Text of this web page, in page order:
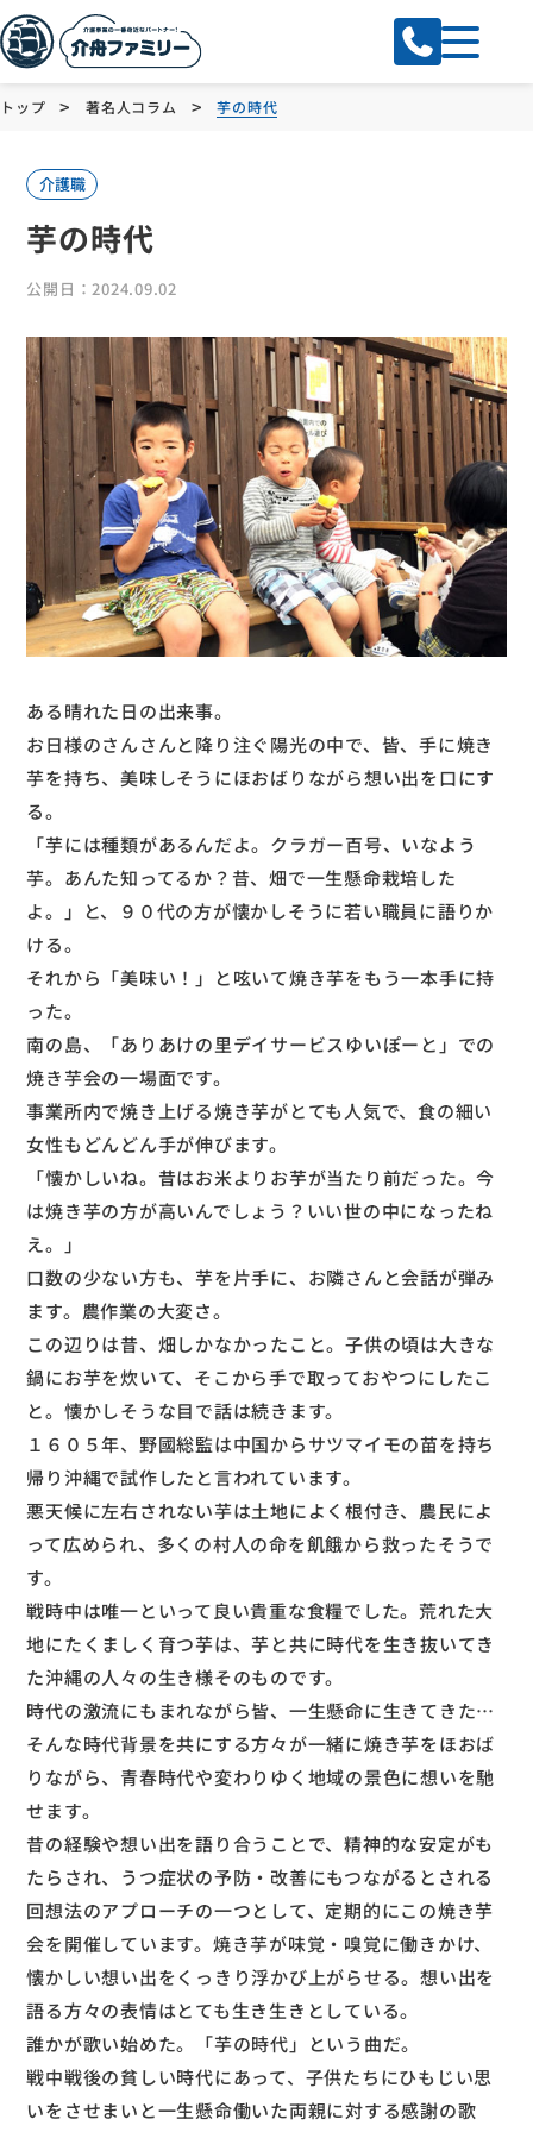
トップ > 著名人コラム > 芋の時代
介護職
芋の時代
公開日：2024.09.02
ある晴れた日の出来事。
お日様のさんさんと降り注ぐ陽光の中で、皆、手に焼き
芋を持ち、美味しそうにほおばりながら想い出を口にす
る。
「芋には種類があるんだよ。クラガー百号、いなよう
芋。あんた知ってるか？昔、畑で一生懸命栽培した
よ。」と、９０代の方が懐かしそうに若い職員に語りか
ける。
それから「美味い！」と呟いて焼き芋をもう一本手に持
った。
南の島、「ありあけの里デイサービスゆいぽーと」での
焼き芋会の一場面です。
事業所内で焼き上げる焼き芋がとても人気で、食の細い
女性もどんどん手が伸びます。
「懐かしいね。昔はお米よりお芋が当たり前だった。今
は焼き芋の方が高いんでしょう？いい世の中になったね
え。」
口数の少ない方も、芋を片手に、お隣さんと会話が弾み
ます。農作業の大変さ。
この辺りは昔、畑しかなかったこと。子供の頃は大きな
鍋にお芋を炊いて、そこから手で取っておやつにしたこ
と。懐かしそうな目で話は続きます。
１６０５年、野國総監は中国からサツマイモの苗を持ち
帰り沖縄で試作したと言われています。
悪天候に左右されない芋は土地によく根付き、農民によ
って広められ、多くの村人の命を飢餓から救ったそうで
す。
戦時中は唯一といって良い貴重な食糧でした。荒れた大
地にたくましく育つ芋は、芋と共に時代を生き抜いてき
た沖縄の人々の生き様そのものです。
時代の激流にもまれながら皆、一生懸命に生きてきた…
そんな時代背景を共にする方々が一緒に焼き芋をほおば
りながら、青春時代や変わりゆく地域の景色に想いを馳
せます。
昔の経験や想い出を語り合うことで、精神的な安定がも
たらされ、うつ症状の予防・改善にもつながるとされる
回想法のアプローチの一つとして、定期的にこの焼き芋
会を開催しています。焼き芋が味覚・嗅覚に働きかけ、
懐かしい想い出をくっきり浮かび上がらせる。想い出を
語る方々の表情はとても生き生きとしている。
誰かが歌い始めた。「芋の時代」という曲だ。
戦中戦後の貧しい時代にあって、子供たちにひもじい思
いをさせまいと一生懸命働いた両親に対する感謝の歌